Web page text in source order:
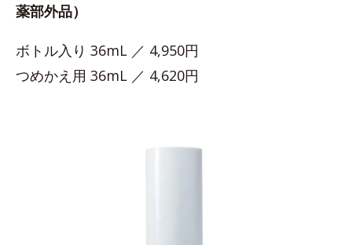
薬部外品）
ボトル入り 36mL ／ 4,950円
つめかえ用 36mL ／ 4,620円